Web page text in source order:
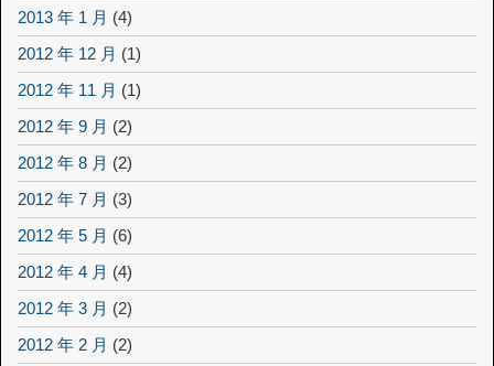
2013 年 1 月 (4)
2012 年 12 月 (1)
2012 年 11 月 (1)
2012 年 9 月 (2)
2012 年 8 月 (2)
2012 年 7 月 (3)
2012 年 5 月 (6)
2012 年 4 月 (4)
2012 年 3 月 (2)
2012 年 2 月 (2)